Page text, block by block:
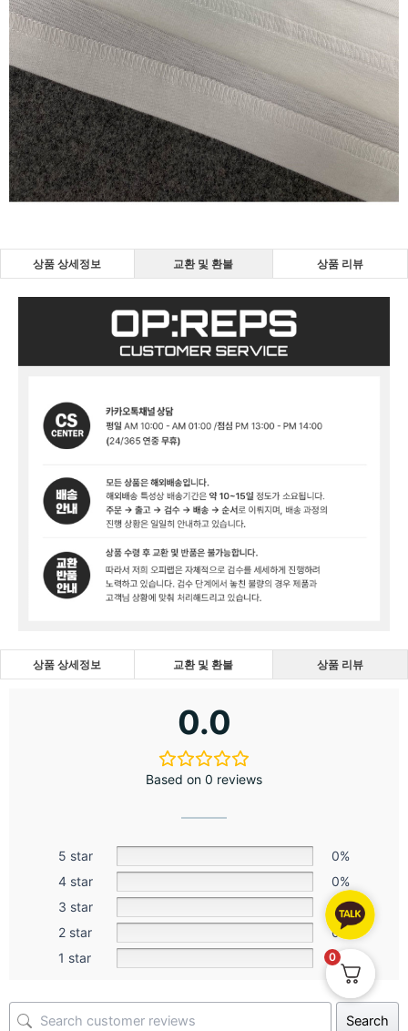
상품 상세정보 교환 및 환불 상품 리뷰
상품 상세정보 교환 및 환불 상품 리뷰
0.0
Based on 0 reviews
5 star
0%
4 star
0%
3 star
0%
2 star
0%
1 star
0%
Search
0